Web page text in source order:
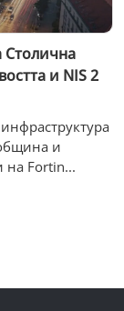
Столична
и NIS 2
и
на Fortin...